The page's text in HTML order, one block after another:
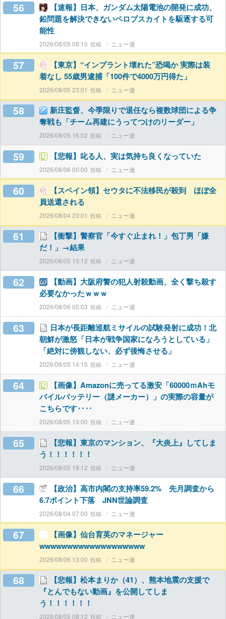
56
【速報】日本、ガンダム太陽電池の開発に成功、
鉛問題を解決できないペロブスカイトを駆逐する可
能性
2026/08/05 08:10 ニュー速
57
【東京】“インプラント壊れた”恐喝か 実際は装
着なし 55歳男逮捕「100件で4000万円得た」
2026/08/05 23:01 ニュー速
58
新庄監督、今季限りで退任なら複数球団による争
奪戦も「チーム再建にうってつけのリーダー」
2026/08/05 16:02 ニュー速
59 【悲報】叱る人、実は気持ち良くなっていた
2026/08/06 00:00 ニュー速
60
【スペイン領】セウタに不法移民が殺到 ほぼ全
員送還される
2026/08/04 23:01 ニュー速
61
【衝撃】警察官「今すぐ止まれ！」包丁男「嫌
だ！」→結果
2026/08/05 15:12 ニュー速
62
【動画】大阪府警の犯人射殺動画、全く撃ち殺す
必要なかったｗｗｗ
2026/08/06 05:03 ニュー速
63
日本が長距離巡航ミサイルの試験発射に成功！北
朝鮮が激怒「日本が戦争国家になろうとしている」
「絶対に傍観しない、必ず後悔させる」
2026/08/05 14:15 ニュー速
64
【画像】Amazonに売ってる激安「60000ｍAhモ
バイルバッテリー（謎メーカー）」の実際の容量が
こちらです‥‥
2026/08/05 13:00 ニュー速
65
【悲報】東京のマンション、『大炎上』してしま
う！！！！！！
2026/08/05 18:12 ニュー速
66
【政治】高市内閣の支持率59.2% 先月調査から
6.7ポイント下落 JNN世論調査
2026/08/04 07:00 ニュー速
67
【画像】仙台育英のマネージャー
wwwwwwwwwwwwwwwwwww
2026/08/06 13:00 ニュー速
68
【悲報】松本まりか（41）、熊本地震の支援で
『とんでもない動画』を公開してしま
う！！！！！！
2026/08/05 08:12 ニュー速